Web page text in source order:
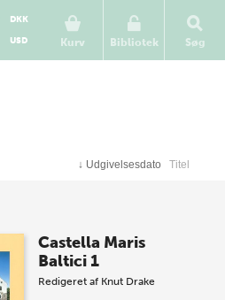
Kurv
DKK
USD Bibliotek Søg
↓ Udgivelsesdato Titel
Castella Maris
Baltici 1
Redigeret af Knut Drake